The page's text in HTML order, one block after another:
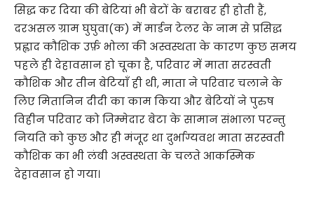
सिद्ध कर दिया की बेटियां भी बेटों के बराबर ही होती हैं,
दरअसल ग्राम घुघुवा(क) में मार्डन टेलर के नाम से प्रसिद्ध
प्रह्लाद कौशिक उर्फ़ भोला की अस्वस्थता के कारण कुछ समय
पहले ही देहावसान हो चूका है, परिवार में माता सरस्वती
कौशिक और तीन बेटियाँ ही थी, माता ने परिवार चलाने के
लिए मितानिन दीदी का काम किया और बेटियों ने पुरुष
विहीन परिवार को जिम्मेदार बेटा के सामान संभाला परन्तु
नियति को कुछ और ही मंजूर था दुर्भाग्यवश माता सरस्वती
कौशिक का भी लंबी अस्वस्थता के चलते आकस्मिक
देहावसान हो गया।